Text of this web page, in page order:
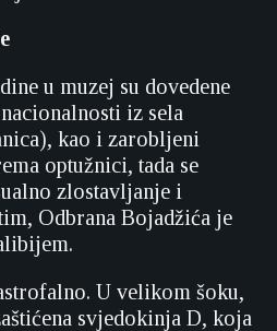
u muzej su dovedene
iz sela
kao i zarobljeni
optužnici, tada se
zlostavljanje i
Odbrana Bojadžića je
U velikom šoku,
svjedokinja D, koja